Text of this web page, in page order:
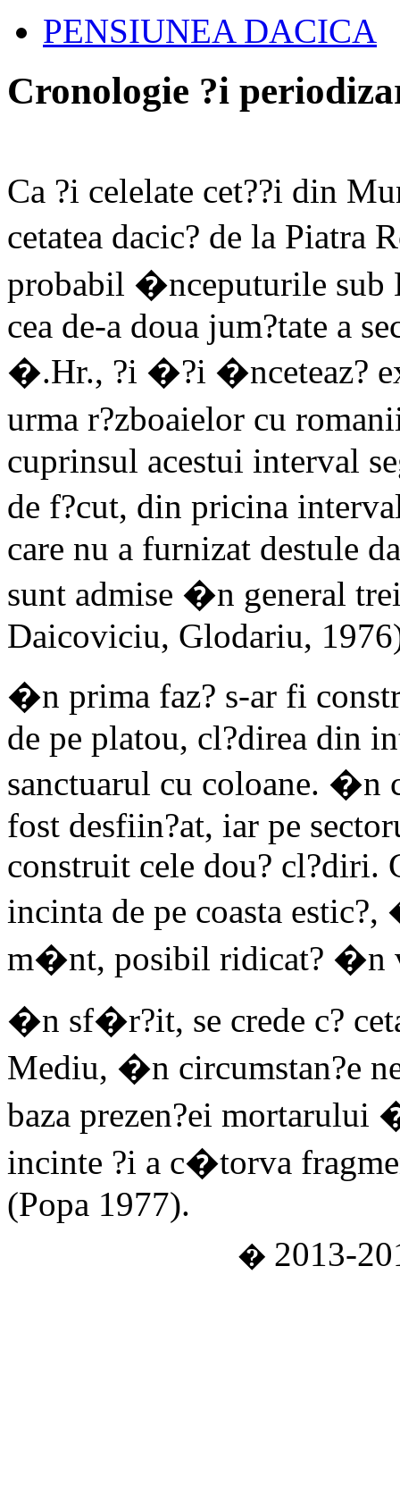
PENSIUNEA DACICA
Cronologie ?i
Ca ?i celelate cet??i din
cetatea dacic? de la Piatra
probabil �nceputurile sub
cea de-a doua jum?tate a
�.Hr., ?i �?i �nceteaz?
urma r?zboaielor cu
cuprinsul acestui interval
de f?cut, din pricina
care nu a furnizat destule
sunt admise �n general
Daicoviciu, Glodariu,
�n prima faz? s-ar fi
de pe platou, cl?direa din
sanctuarul cu coloane. �n
fost desfiin?at, iar pe
construit cele dou? cl?diri.
incinta de pe coasta
m�nt, posibil ridicat? �n
�n sf�r?it, se crede c?
Mediu, �n circumstan?e
baza prezen?ei mortarului
incinte ?i a c�torva
(Popa 1977).
� 2013-